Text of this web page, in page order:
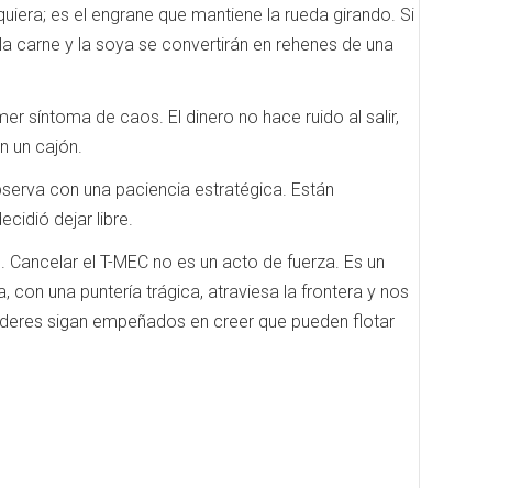
es el engrane que mantiene la rueda girando. Si
carne y la soya se convertirán en rehenes de una
síntoma de caos. El dinero no hace ruido al salir,
un cajón.
con una paciencia estratégica. Están
dejar libre.
el T-MEC no es un acto de fuerza. Es un
con una puntería trágica, atraviesa la frontera y nos
sigan empeñados en creer que pueden flotar